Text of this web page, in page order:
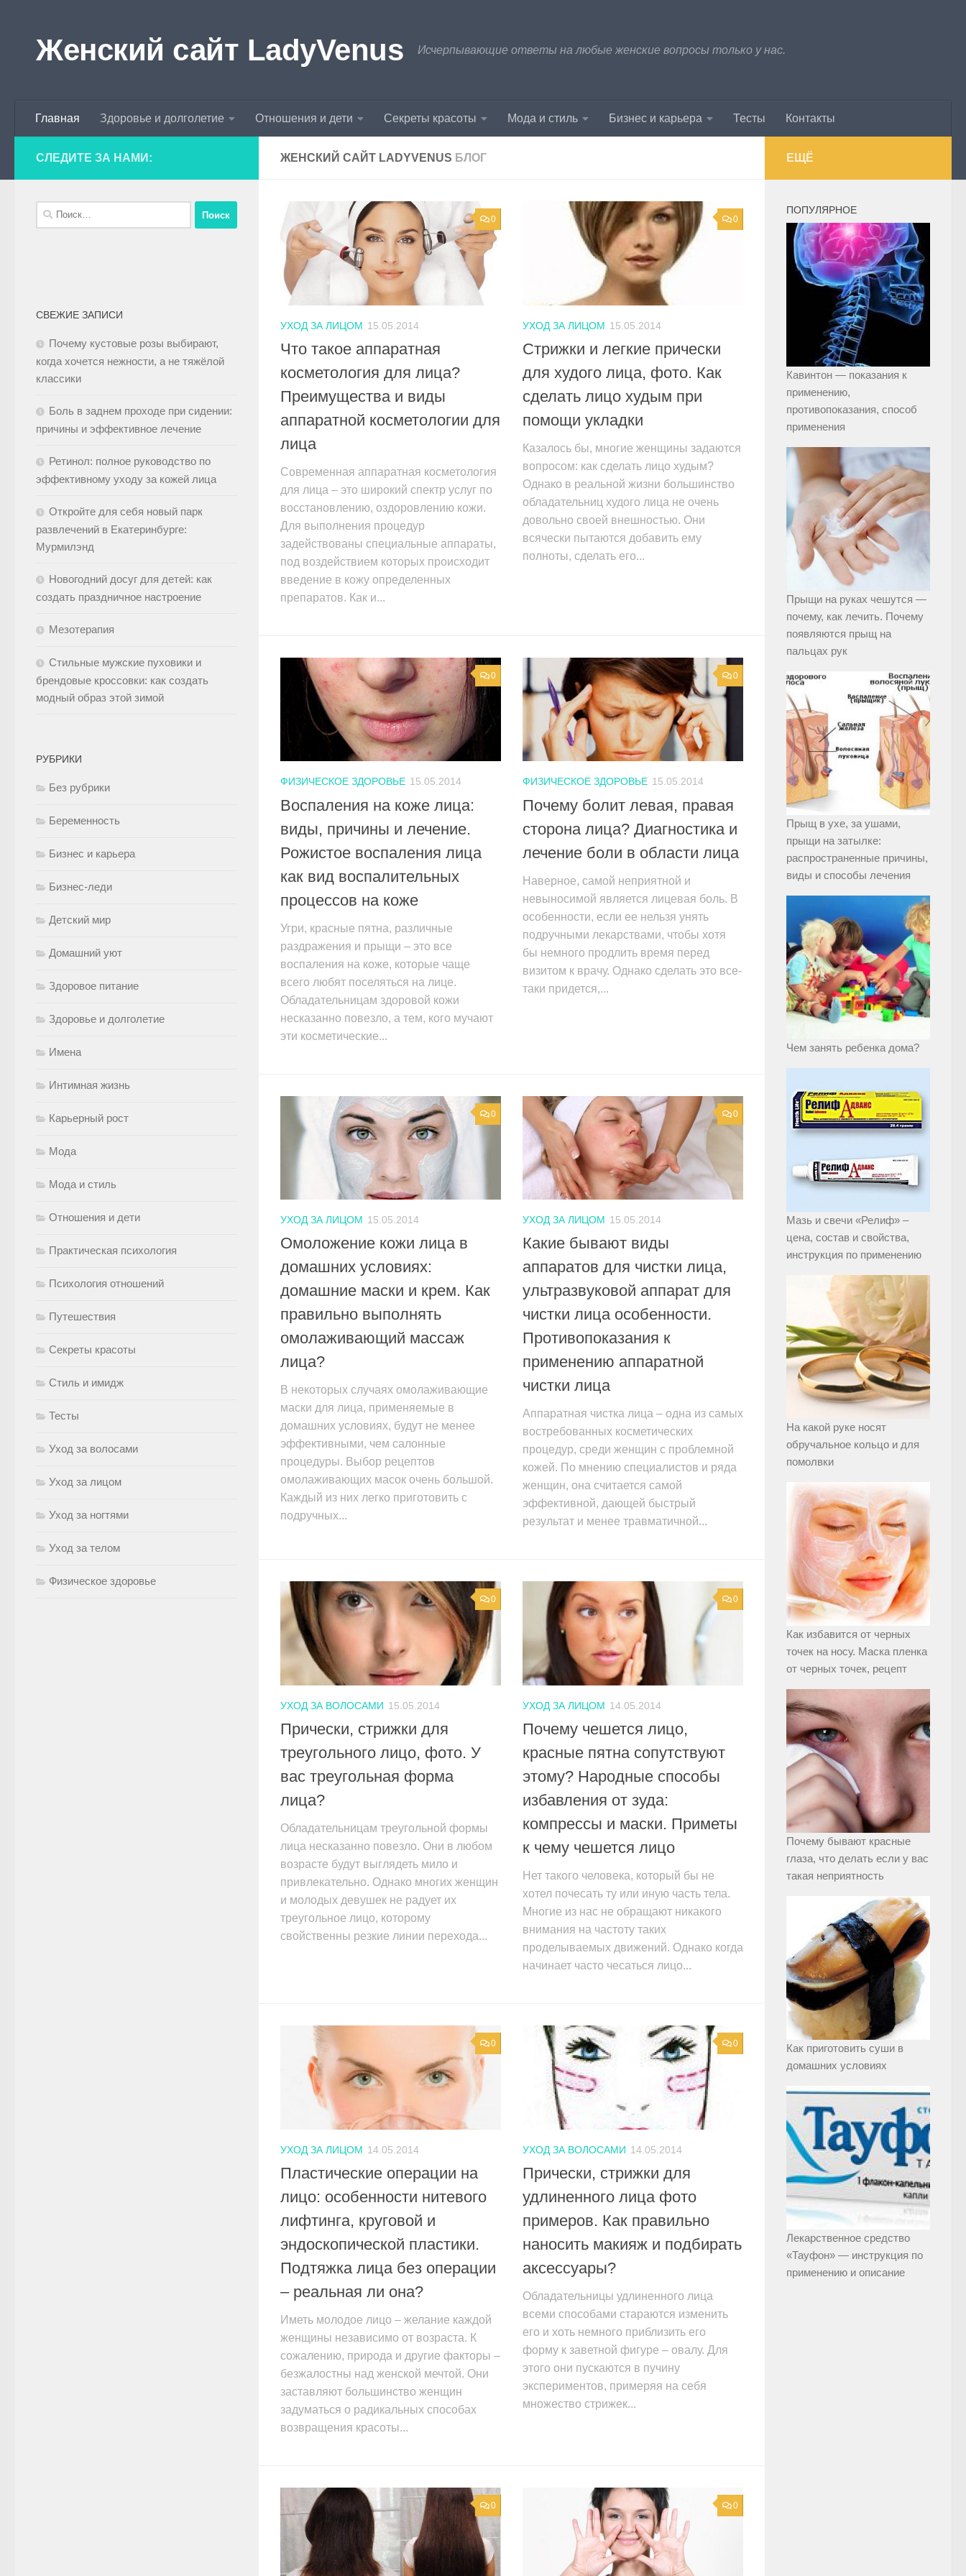
Женский сайт LadyVenus Исчерпывающие ответы на любые женские вопросы только у нас.
Главная Здоровье и долголетие Отношения и дети Секреты красоты Мода и стиль Бизнес и карьера Тесты Контакты
ЖЕНСКИЙ САЙТ LADYVENUS БЛОГ
0
УХОД ЗА ЛИЦОМ 15.05.2014
Что такое аппаратная
косметология для лица?
Преимущества и виды
аппаратной косметологии для
лица
Современная аппаратная косметология
для лица – это широкий спектр услуг по
восстановлению, оздоровлению кожи.
Для выполнения процедур
задействованы специальные аппараты,
под воздействием которых происходит
введение в кожу определенных
препаратов. Как и...
0
УХОД ЗА ЛИЦОМ 15.05.2014
Стрижки и легкие прически
для худого лица, фото. Как
сделать лицо худым при
помощи укладки
Казалось бы, многие женщины задаются
вопросом: как сделать лицо худым?
Однако в реальной жизни большинство
обладательниц худого лица не очень
довольно своей внешностью. Они
всячески пытаются добавить ему
полноты, сделать его...
0
ФИЗИЧЕСКОЕ ЗДОРОВЬЕ 15.05.2014
Воспаления на коже лица:
виды, причины и лечение.
Рожистое воспаления лица
как вид воспалительных
процессов на коже
Угри, красные пятна, различные
раздражения и прыщи – это все
воспаления на коже, которые чаще
всего любят поселяться на лице.
Обладательницам здоровой кожи
несказанно повезло, а тем, кого мучают
эти косметические...
0
ФИЗИЧЕСКОЕ ЗДОРОВЬЕ 15.05.2014
Почему болит левая, правая
сторона лица? Диагностика и
лечение боли в области лица
Наверное, самой неприятной и
невыносимой является лицевая боль. В
особенности, если ее нельзя унять
подручными лекарствами, чтобы хотя
бы немного продлить время перед
визитом к врачу. Однако сделать это все-
таки придется,...
0
УХОД ЗА ЛИЦОМ 15.05.2014
Омоложение кожи лица в
домашних условиях:
домашние маски и крем. Как
правильно выполнять
омолаживающий массаж
лица?
В некоторых случаях омолаживающие
маски для лица, применяемые в
домашних условиях, будут не менее
эффективными, чем салонные
процедуры. Выбор рецептов
омолаживающих масок очень большой.
Каждый из них легко приготовить с
подручных...
0
УХОД ЗА ЛИЦОМ 15.05.2014
Какие бывают виды
аппаратов для чистки лица,
ультразвуковой аппарат для
чистки лица особенности.
Противопоказания к
применению аппаратной
чистки лица
Аппаратная чистка лица – одна из самых
востребованных косметических
процедур, среди женщин с проблемной
кожей. По мнению специалистов и ряда
женщин, она считается самой
эффективной, дающей быстрый
результат и менее травматичной...
0
УХОД ЗА ВОЛОСАМИ 15.05.2014
Прически, стрижки для
треугольного лицо, фото. У
вас треугольная форма
лица?
Обладательницам треугольной формы
лица несказанно повезло. Они в любом
возрасте будут выглядеть мило и
привлекательно. Однако многих женщин
и молодых девушек не радует их
треугольное лицо, которому
свойственны резкие линии перехода...
0
УХОД ЗА ЛИЦОМ 14.05.2014
Почему чешется лицо,
красные пятна сопутствуют
этому? Народные способы
избавления от зуда:
компрессы и маски. Приметы
к чему чешется лицо
Нет такого человека, который бы не
хотел почесать ту или иную часть тела.
Многие из нас не обращают никакого
внимания на частоту таких
проделываемых движений. Однако когда
начинает часто чесаться лицо...
0
УХОД ЗА ЛИЦОМ 14.05.2014
Пластические операции на
лицо: особенности нитевого
лифтинга, круговой и
эндоскопической пластики.
Подтяжка лица без операции
– реальная ли она?
Иметь молодое лицо – желание каждой
женщины независимо от возраста. К
сожалению, природа и другие факторы –
безжалостны над женской мечтой. Они
заставляют большинство женщин
задуматься о радикальных способах
возвращения красоты...
0
УХОД ЗА ВОЛОСАМИ 14.05.2014
Прически, стрижки для
удлиненного лица фото
примеров. Как правильно
наносить макияж и подбирать
аксессуары?
Обладательницы удлиненного лица
всеми способами стараются изменить
его и хоть немного приблизить его
форму к заветной фигуре – овалу. Для
этого они пускаются в пучину
экспериментов, примеряя на себя
множество стрижек...
0 0
СЛЕДИТЕ ЗА НАМИ:
СВЕЖИЕ ЗАПИСИ
Почему кустовые розы выбирают,
когда хочется нежности, а не тяжёлой
классики
Боль в заднем проходе при сидении:
причины и эффективное лечение
Ретинол: полное руководство по
эффективному уходу за кожей лица
Откройте для себя новый парк
развлечений в Екатеринбурге:
Мурмилэнд
Новогодний досуг для детей: как
создать праздничное настроение
Мезотерапия
Стильные мужские пуховики и
брендовые кроссовки: как создать
модный образ этой зимой
РУБРИКИ
Без рубрики
Беременность
Бизнес и карьера
Бизнес-леди
Детский мир
Домашний уют
Здоровое питание
Здоровье и долголетие
Имена
Интимная жизнь
Карьерный рост
Мода
Мода и стиль
Отношения и дети
Практическая психология
Психология отношений
Путешествия
Секреты красоты
Стиль и имидж
Тесты
Уход за волосами
Уход за лицом
Уход за ногтями
Уход за телом
Физическое здоровье
ЕЩЁ
ПОПУЛЯРНОЕ
Кавинтон — показания к
применению,
противопоказания, способ
применения
Прыщи на руках чешутся —
почему, как лечить. Почему
появляются прыщ на
пальцах рук
Прыщ в ухе, за ушами,
прыщи на затылке:
распространенные причины,
виды и способы лечения
Чем занять ребенка дома?
Мазь и свечи «Релиф» –
цена, состав и свойства,
инструкция по применению
На какой руке носят
обручальное кольцо и для
помолвки
Как избавится от черных
точек на носу. Маска пленка
от черных точек, рецепт
Почему бывают красные
глаза, что делать если у вас
такая неприятность
Как приготовить суши в
домашних условиях
Лекарственное средство
«Тауфон» — инструкция по
применению и описание